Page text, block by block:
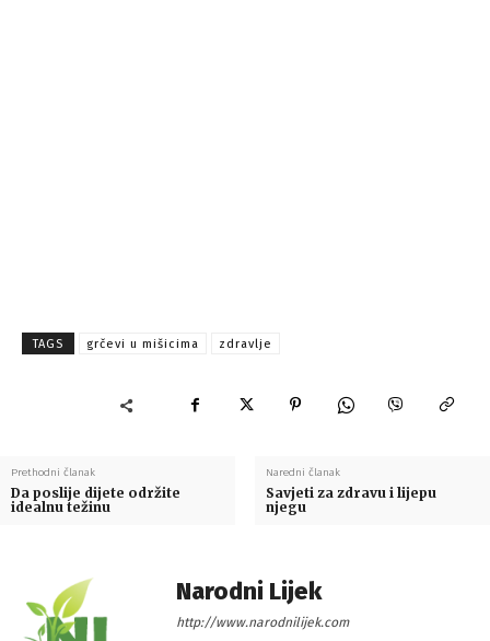
TAGS grčevi u mišicima zdravlje
Prethodni članak
Da poslije dijete održite
idealnu težinu
Naredni članak
Savjeti za zdravu i lijepu
njegu
Narodni Lijek
http://www.narodnilijek.com